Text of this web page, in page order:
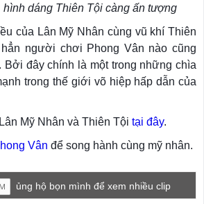
hình dáng Thiên Tội càng ấn tượng
của Lân Mỹ Nhân cùng vũ khí Thiên
người chơi Phong Vân nào cũng
Bởi đây chính là một trong những chìa
trong thế giới võ hiệp hấp dẫn của
Mỹ Nhân và Thiên Tội tại đây.
Vân để song hành cùng mỹ nhân.
ủng hộ bọn mình để xem nhiều clip